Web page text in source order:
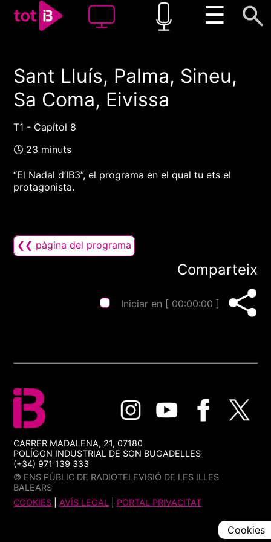
☰
00:00 00:00
1x
Sant Lluís, Palma, Sineu,
Sa Coma, Eivissa
T1 - Capítol 8
🕓 23 minuts
“El Nadal d’IB3”, el programa en el qual tu ets el
protagonista.
❮❮ pàgina del programa
Comparteix
Iniciar en [ 00:00:00 ]
CARRER MADALENA, 21, 07180
POLÍGON INDUSTRIAL DE SON BUGADELLES
(+34) 971 139 333
© ENS PÚBLIC DE RADIOTELEVISIÓ DE LES ILLES
BALEARS
COOKIES |AVÍS LEGAL PORTAL PRIVACITAT
Cookies